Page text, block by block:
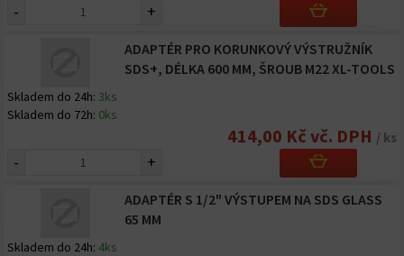
- +
ADAPTÉR PRO KORUNKOVÝ VÝSTRUŽNÍK
SDS+, DÉLKA 600 MM, ŠROUB M22 XL-TOOLS
Skladem do 24h: 3ks
Skladem do 72h: 0ks
414,00 Kč vč. DPH / ks
- +
ADAPTÉR S 1/2" VÝSTUPEM NA SDS GLASS
65 MM
Skladem do 24h: 4ks